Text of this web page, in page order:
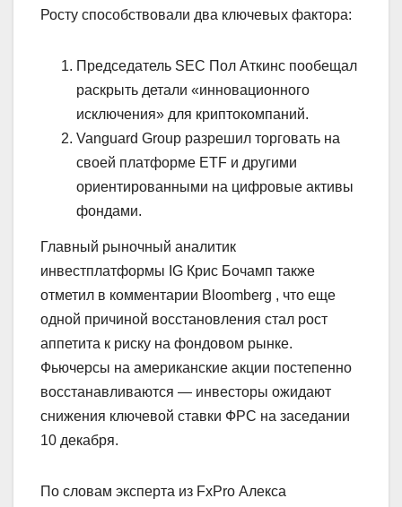
Росту способствовали два ключевых фактора:
Председатель SEC Пол Аткинс пообещал
раскрыть детали «инновационного
исключения» для криптокомпаний.
Vanguard Group разрешил торговать на
своей платформе ETF и другими
ориентированными на цифровые активы
фондами.
Главный рыночный аналитик
инвестплатформы IG Крис Бочамп также
отметил в комментарии Bloomberg , что еще
одной причиной восстановления стал рост
аппетита к риску на фондовом рынке.
Фьючерсы на американские акции постепенно
восстанавливаются — инвесторы ожидают
снижения ключевой ставки ФРС на заседании
10 декабря.
По словам эксперта из FxPro Алекса